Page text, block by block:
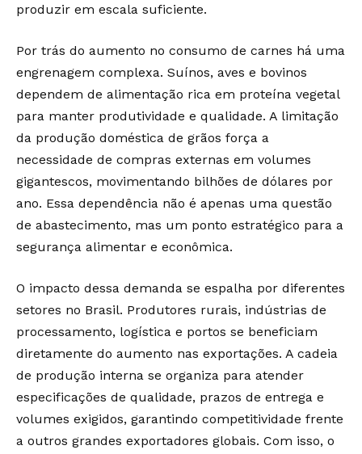
produzir em escala suficiente.
Por trás do aumento no consumo de carnes há uma
engrenagem complexa. Suínos, aves e bovinos
dependem de alimentação rica em proteína vegetal
para manter produtividade e qualidade. A limitação
da produção doméstica de grãos força a
necessidade de compras externas em volumes
gigantescos, movimentando bilhões de dólares por
ano. Essa dependência não é apenas uma questão
de abastecimento, mas um ponto estratégico para a
segurança alimentar e econômica.
O impacto dessa demanda se espalha por diferentes
setores no Brasil. Produtores rurais, indústrias de
processamento, logística e portos se beneficiam
diretamente do aumento nas exportações. A cadeia
de produção interna se organiza para atender
especificações de qualidade, prazos de entrega e
volumes exigidos, garantindo competitividade frente
a outros grandes exportadores globais. Com isso, o